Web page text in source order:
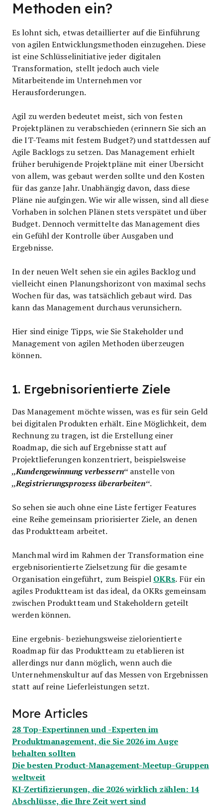
Methoden ein?
Es lohnt sich, etwas detaillierter auf die Einführung
von agilen Entwicklungsmethoden einzugehen. Diese
ist eine Schlüsselinitiative jeder digitalen
Transformation, stellt jedoch auch viele
Mitarbeitende im Unternehmen vor
Herausforderungen.
Agil zu werden bedeutet meist, sich von festen
Projektplänen zu verabschieden (erinnern Sie sich an
die IT-Teams mit festem Budget?) und stattdessen auf
Agile Backlogs zu setzen. Das Management erhielt
früher beruhigende Projektpläne mit einer Übersicht
von allem, was gebaut werden sollte und den Kosten
für das ganze Jahr. Unabhängig davon, dass diese
Pläne nie aufgingen. Wie wir alle wissen, sind all diese
Vorhaben in solchen Plänen stets verspätet und über
Budget. Dennoch vermittelte das Management dies
ein Gefühl der Kontrolle über Ausgaben und
Ergebnisse.
In der neuen Welt sehen sie ein agiles Backlog und
vielleicht einen Planungshorizont von maximal sechs
Wochen für das, was tatsächlich gebaut wird. Das
kann das Management durchaus verunsichern.
Hier sind einige Tipps, wie Sie Stakeholder und
Management von agilen Methoden überzeugen
können.
1. Ergebnisorientierte Ziele
Das Management möchte wissen, was es für sein Geld
bei digitalen Produkten erhält. Eine Möglichkeit, dem
Rechnung zu tragen, ist die Erstellung einer
Roadmap, die sich auf Ergebnisse statt auf
Projektlieferungen konzentriert, beispielsweise
„Kundengewinnung verbessern“anstelle von
„Registrierungsprozess überarbeiten“.
So sehen sie auch ohne eine Liste fertiger Features
eine Reihe gemeinsam priorisierter Ziele, an denen
das Produktteam arbeitet.
Manchmal wird im Rahmen der Transformation eine
ergebnisorientierte Zielsetzung für die gesamte
Organisation eingeführt, zum Beispiel OKRs. Für ein
agiles Produktteam ist das ideal, da OKRs gemeinsam
zwischen Produktteam und Stakeholdern geteilt
werden können.
Eine ergebnis- beziehungsweise zielorientierte
Roadmap für das Produktteam zu etablieren ist
allerdings nur dann möglich, wenn auch die
Unternehmenskultur auf das Messen von Ergebnissen
statt auf reine Lieferleistungen setzt.
More Articles
28 Top-Expertinnen und -Experten im
Produktmanagement, die Sie 2026 im Auge
behalten sollten
Die besten Product-Management-Meetup-Gruppen
weltweit
KI-Zertifizierungen, die 2026 wirklich zählen: 14
Abschlüsse, die Ihre Zeit wert sind